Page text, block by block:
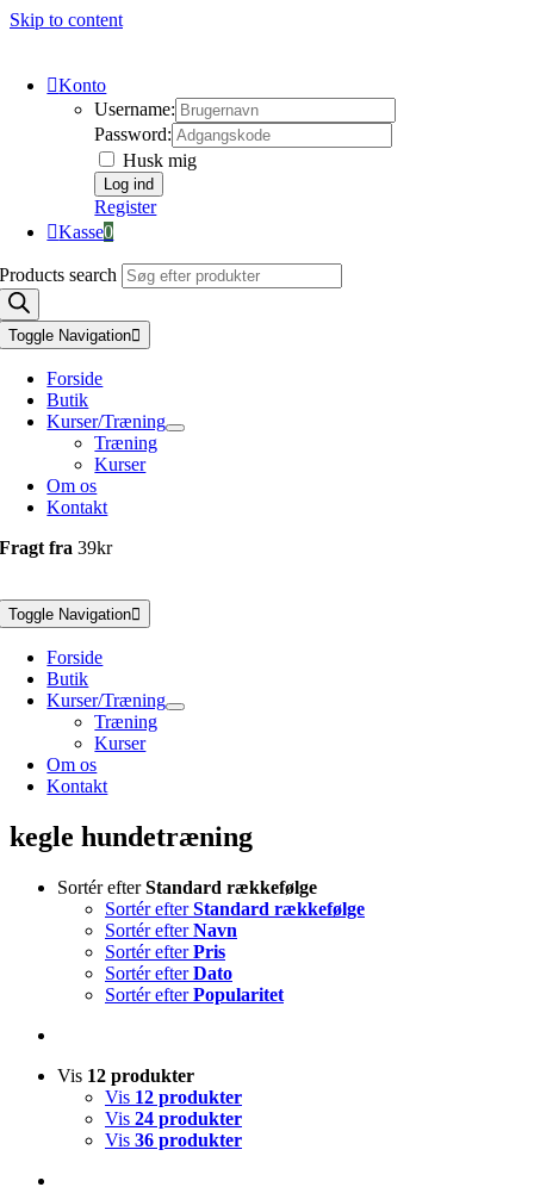
Skip to content
Konto
Username:
Password:
Husk mig
Register
Kasse0
Products search
Toggle Navigation
Forside
Butik
Kurser/Træning
Træning
Kurser
Om os
Kontakt
Fragt fra39kr
Toggle Navigation
Forside
Butik
Kurser/Træning
Træning
Kurser
Om os
Kontakt
kegle hundetræning
Sortér efterStandard rækkefølge
Sortér efterStandard rækkefølge
Sortér efterNavn
Sortér efterPris
Sortér efterDato
Sortér efterPopularitet
Vis 12 produkter
Vis 12 produkter
Vis 24 produkter
Vis 36 produkter